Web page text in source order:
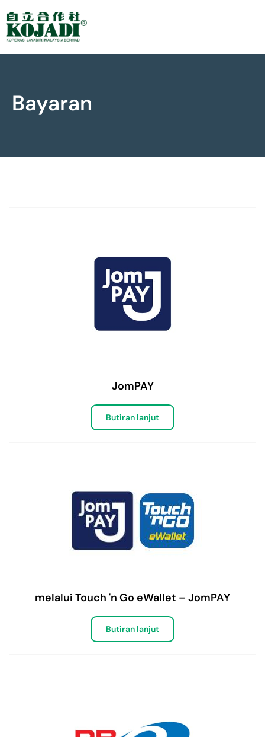
Bayaran
JomPAY
Butiran lanjut
melalui Touch 'n Go eWallet – JomPAY
Butiran lanjut